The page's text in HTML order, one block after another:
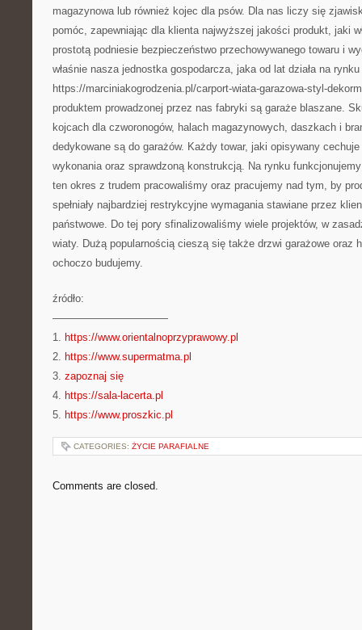
magazynowa lub również kojec dla psów. Dla nas liczy się
pomóc, zapewniając dla klienta najwyższej jakości produkt, jaki
prostotą podniesie bezpieczeństwo przechowywanego towaru i
właśnie nasza jednostka gospodarcza, jaka od lat działa na
https://marciniakogrodzenia.pl/carport-wiata-garazowa-styl-
produktem prowadzonej przez nas fabryki są garaże blaszane.
kojcach dla czworonogów, halach magazynowych, daszkach i
dedykowane są do garażów. Każdy towar, jaki opisywany
wykonania oraz sprawdzoną konstrukcją. Na rynku
ten okres z trudem pracowaliśmy oraz pracujemy nad tym, by
spełniały najbardziej restrykcyjne wymagania stawiane przez
państwowe. Do tej pory sfinalizowaliśmy wiele projektów, w
wiaty. Dużą popularnością cieszą się także drzwi garażowe oraz
ochoczo budujemy.
źródło:
———————————
1. https://www.orientalnoprzyprawowy.pl
2. https://www.supermatma.pl
3. zapoznaj się
4. https://sala-lacerta.pl
5. https://www.proszkic.pl
CATEGORIES: ŻYCIE PARAFIALNE
Comments are closed.